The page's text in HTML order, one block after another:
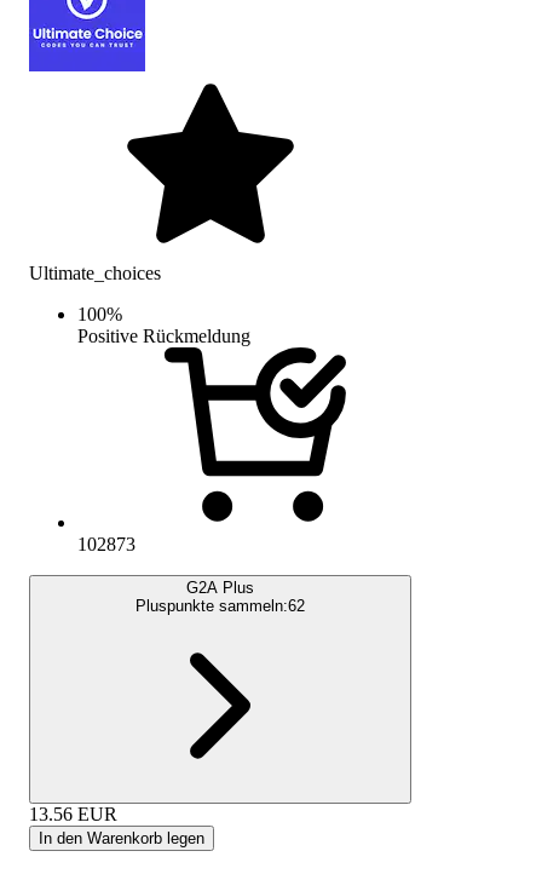
Ultimate_choices
100%
Positive Rückmeldung
102873
G2A Plus
Pluspunkte sammeln:62
13.56 EUR
In den Warenkorb legen